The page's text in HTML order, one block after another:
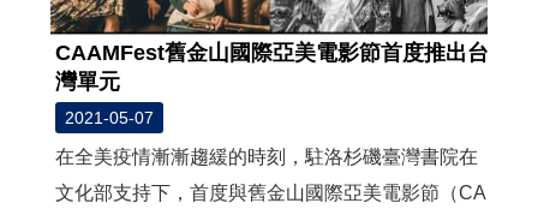
CAAMFest舊金山國際亞美電影節首度推出台
灣單元
2021-05-07
在全美疫情漸漸趨緩的時刻，駐洛杉磯臺灣書院在
文化部支持下，首度與舊金山國際亞美電影節（CA